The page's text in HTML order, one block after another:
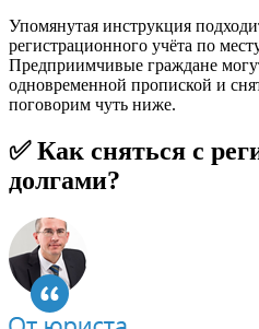
Упомянутая инструкция
регистрационного учёта по
Предприимчивые граждане
одновременной пропиской и
поговорим чуть ниже.
✅ Как сняться с
долгами?